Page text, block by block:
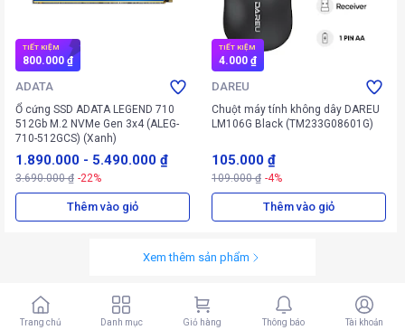
TIẾT KIỆM
800.000 ₫
ADATA
Ổ cứng SSD ADATA LEGEND 710
512Gb M.2 NVMe Gen 3x4 (ALEG-
710-512GCS) (Xanh)
1.890.000 - 5.490.000 ₫
3.690.000 ₫ -22%
Thêm vào giỏ
TIẾT KIỆM
4.000 ₫
DAREU
Chuột máy tính không dây DAREU
LM106G Black (TM233G08601G)
105.000 ₫
109.000 ₫ -4%
Thêm vào giỏ
Xem thêm sản phẩm
Trang chủ Danh mục Giỏ hàng Thông báo Tài khoản